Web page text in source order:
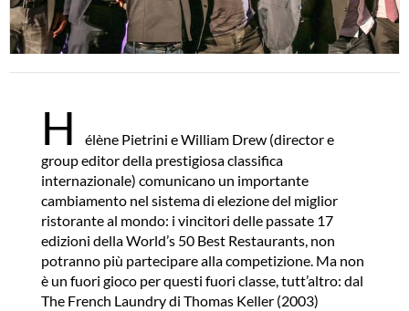
H
élène Pietrini e William Drew (director e
group editor della prestigiosa classifica
internazionale) comunicano un importante
cambiamento nel sistema di elezione del miglior
ristorante al mondo: i vincitori delle passate 17
edizioni dellaWorld’s 50 Best Restaurants, non
potranno più partecipare alla competizione. Ma non
è un fuori gioco per questi fuori classe, tutt’altro: dal
The French Laundry di Thomas Keller (2003)